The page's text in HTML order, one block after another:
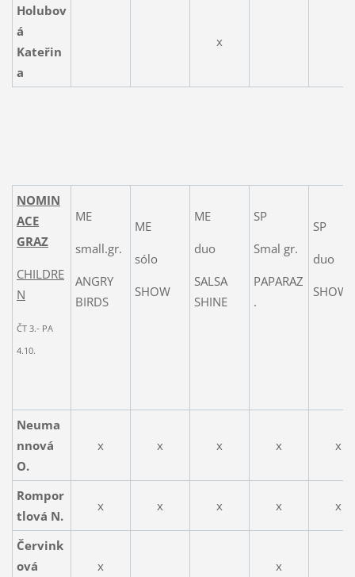
Holubov
á
Kateřin
a
x
NOMIN
ACE
GRAZ
CHILDRE
N
ČT 3.- PA
4.10.
ME
small.gr.
ANGRY
BIRDS
ME
sólo
SHOW
ME
duo
SALSA
SHINE
SP
Smal gr.
PAPARAZ
.
SP
duo
SHOW
Neuma
nnová
O.
x x x x x
Rompor
tlová N.
x x x x x
Červink
ová
x x